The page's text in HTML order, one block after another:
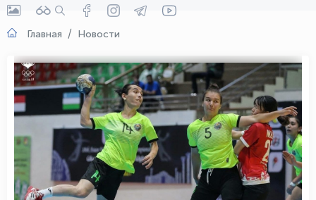
Главная Новости